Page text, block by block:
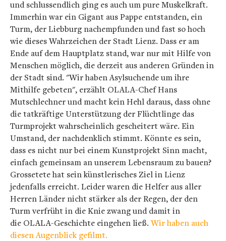
und schlussendlich ging es auch um pure Muskelkraft.
Immerhin war ein Gigant aus Pappe entstanden, ein
Turm, der Liebburg nachempfunden und fast so hoch
wie dieses Wahrzeichen der Stadt Lienz. Dass er am
Ende auf dem Hauptplatz stand, war nur mit Hilfe von
Menschen möglich, die derzeit aus anderen Gründen in
der Stadt sind. "Wir haben Asylsuchende um ihre
Mithilfe gebeten", erzählt OLALA-Chef Hans
Mutschlechner und macht kein Hehl daraus, dass ohne
die tatkräftige Unterstützung der Flüchtlinge das
Turmprojekt wahrscheinlich gescheitert wäre. Ein
Umstand, der nachdenklich stimmt. Könnte es sein,
dass es nicht nur bei einem Kunstprojekt Sinn macht,
einfach gemeinsam an unserem Lebensraum zu bauen?
Grossetete hat sein künstlerisches Ziel in Lienz
jedenfalls erreicht. Leider waren die Helfer aus aller
Herren Länder nicht stärker als der Regen, der den
Turm verfrüht in die Knie zwang und damit in
die OLALA-Geschichte eingehen ließ.Wir haben auch
diesen Augenblick gefilmt.